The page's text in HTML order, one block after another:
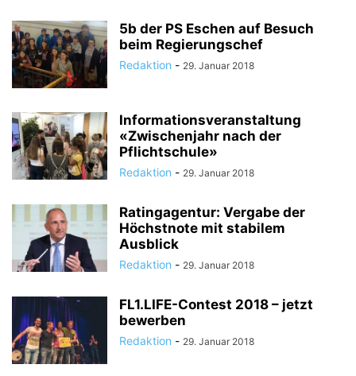
5b der PS Eschen auf Besuch
beim Regierungschef
Redaktion - 29. Januar 2018
Informationsveranstaltung
«Zwischenjahr nach der
Pflichtschule»
Redaktion - 29. Januar 2018
Ratingagentur: Vergabe der
Höchstnote mit stabilem
Ausblick
Redaktion - 29. Januar 2018
FL1.LIFE-Contest 2018 – jetzt
bewerben
Redaktion - 29. Januar 2018